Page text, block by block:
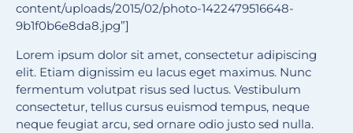
content/uploads/2015/02/photo-1422479516648-
9b1f0b6e8da8.jpg”]
Lorem ipsum dolor sit amet, consectetur adipiscing
elit. Etiam dignissim eu lacus eget maximus. Nunc
fermentum volutpat risus sed luctus. Vestibulum
consectetur, tellus cursus euismod tempus, neque
neque feugiat arcu, sed ornare odio justo sed nulla.